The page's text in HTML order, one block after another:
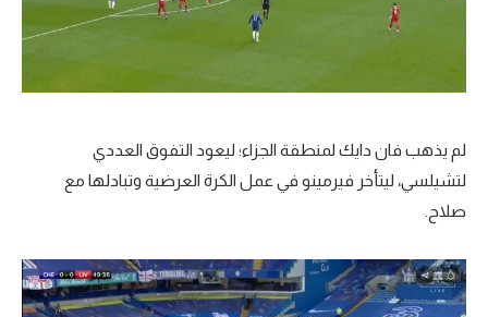
لم يذهب فان دايك لمنطقة الجزاء؛ ليعود التفوق العددي
لتشيلسي، ليتأخر فيرمينو في عمل الكرة العرضية وتبادلها مع
صلاح.